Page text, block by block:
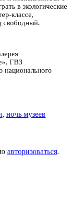
в экологические
классе,
свободный.
ГВЗ
национального
, ночь музеев
авторизоваться.